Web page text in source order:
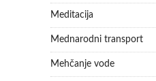
Meditacija
Mednarodni transport
Mehčanje vode